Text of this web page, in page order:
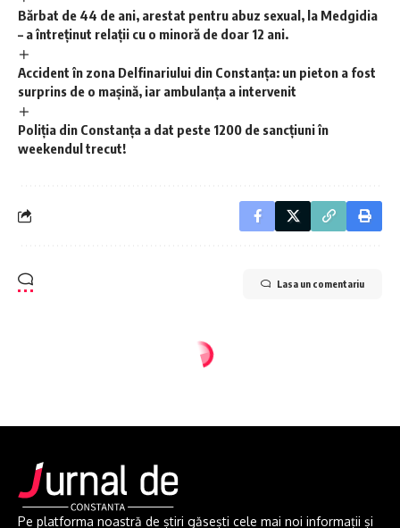
Bărbat de 44 de ani, arestat pentru abuz sexual, la Medgidia
– a întreținut relații cu o minoră de doar 12 ani.
Accident în zona Delfinariului din Constanța: un pieton a fost
surprins de o mașină, iar ambulanța a intervenit
Poliția din Constanța a dat peste 1200 de sancțiuni în
weekendul trecut!
Lasa un comentariu
Pe platforma noastră de știri găsești cele mai noi informații și